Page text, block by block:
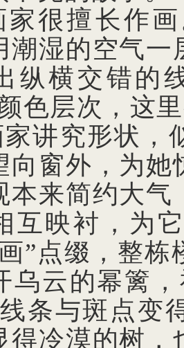
家很擅长作
潮湿的空气
纵横交错的
色层次，这
讲究形状，
向窗外，为
本来简约大
互映衬，为
”点缀，整
乌云的幂篱
条与斑点变
得冷漠的树